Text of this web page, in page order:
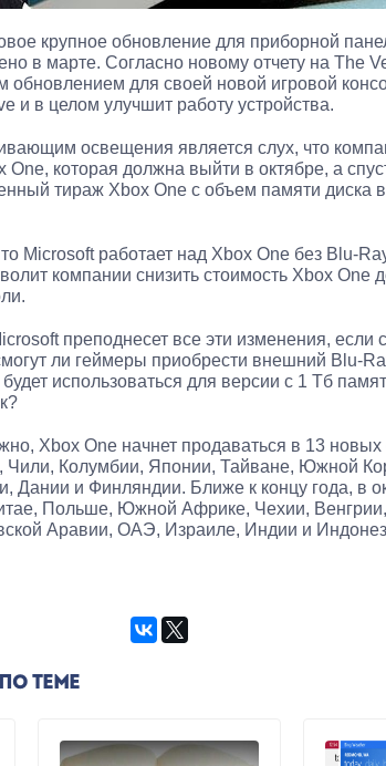
крупное обновление для приборной
в марте. Согласно новому отчету на The
обновлением для своей новой игровой
и в целом улучшит работу устройства.
освещения является слух, что
которая должна выйти в октябре, а
тираж Xbox One с объем памяти диска
Microsoft работает над Xbox One без Blu-
компании снизить стоимость Xbox One
преподнесет все эти изменения, если
ли геймеры приобрести внешний Blu-
использоваться для версии с 1 Тб
Xbox One начнет продаваться в 13 новых
Чили, Колумбии, Японии, Тайване, Южной
Дании и Финляндии. Ближе к концу года, в
Польше, Южной Африке, Чехии,
Аравии, ОАЭ, Израиле, Индии и
ТЕМЕ